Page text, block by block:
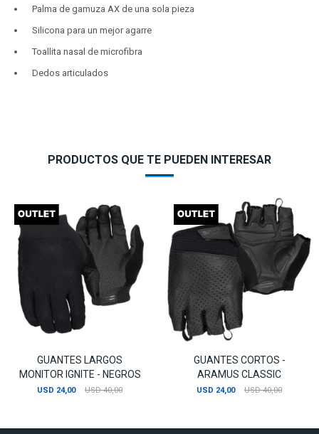
Palma de gamuza AX de una sola pieza
Silicona para un mejor agarre
Toallita nasal de microfibra
Dedos articulados
PRODUCTOS QUE TE PUEDEN INTERESAR
GUANTES LARGOS
MONITOR IGNITE - NEGROS
USD 24,00 USD 40,00
GUANTES CORTOS -
ARAMUS CLASSIC
USD 24,00 USD 40,00